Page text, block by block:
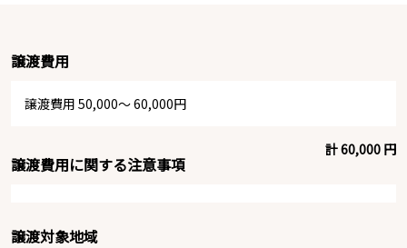
譲渡費用
譲渡費用 50,000～ 60,000円
計 60,000 円
譲渡費用に関する注意事項
譲渡対象地域